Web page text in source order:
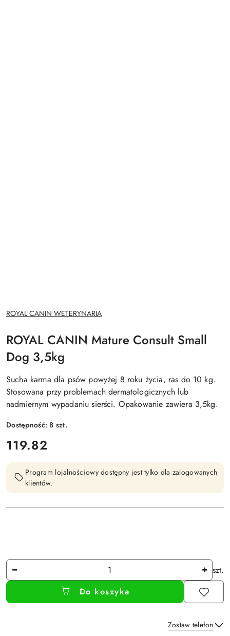
NAZWA
PRODUCENTA:
ROYAL CANIN WETERYNARIA
ROYAL CANIN Mature Consult Small
Dog 3,5kg
Sucha karma dla psów powyżej 8 roku życia, ras do 10 kg.
Stosowana przy problemach dermatologicznych lub
nadmiernym wypadaniu sierści. Opakowanie zawiera 3,5kg.
Dostępność:8 szt.
cena:
119.82
Program lojalnościowy dostępny jest tylko dla zalogowanych
klientów.
Ilość
szt.
Do koszyka
Zostaw telefon